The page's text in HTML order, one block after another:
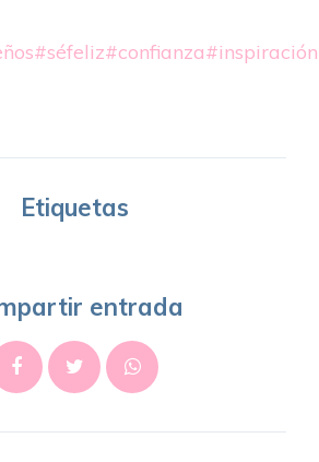
#séfeliz#confianza#inspiración
Etiquetas
entrada